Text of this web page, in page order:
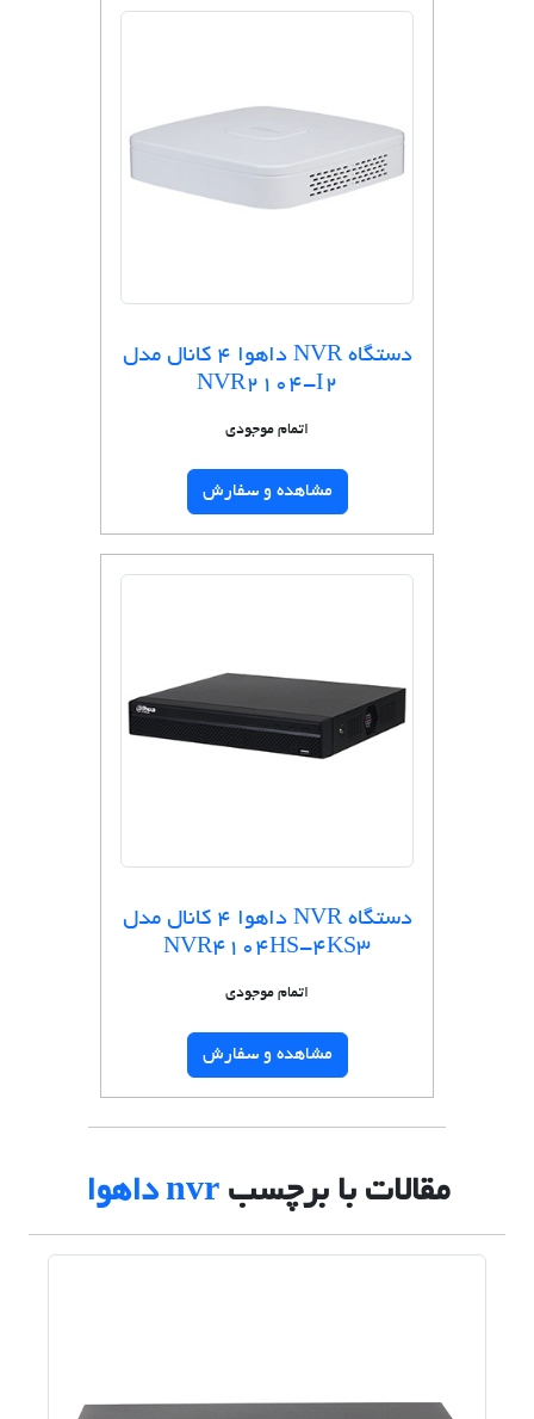
دستگاه NVR داهوا 4 کانال مدل
NVR2104-I2
اتمام موجودی
مشاهده و سفارش
دستگاه NVR داهوا 4 کانال مدل
NVR4104HS-4KS3
اتمام موجودی
مشاهده و سفارش
مقالات با برچسبnvr داهوا